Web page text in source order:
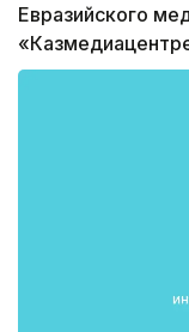
Евразийского